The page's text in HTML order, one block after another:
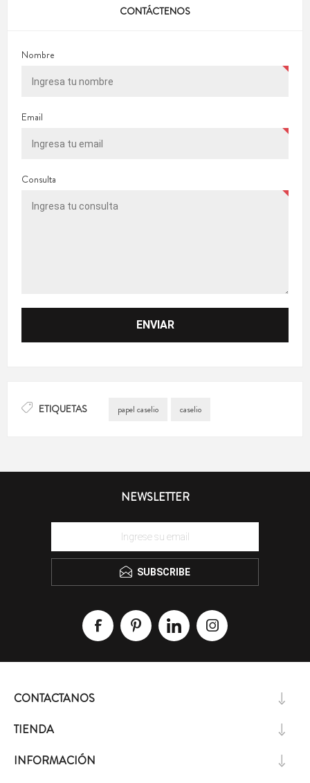
CONTÁCTENOS
Nombre
Email
Consulta
ETIQUETAS papel caselio caselio
NEWSLETTER
SUBSCRIBE
CONTACTANOS
TIENDA
INFORMACIÓN